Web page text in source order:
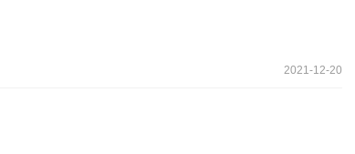
2021-12-20